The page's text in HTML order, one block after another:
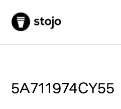
5A711974CY55